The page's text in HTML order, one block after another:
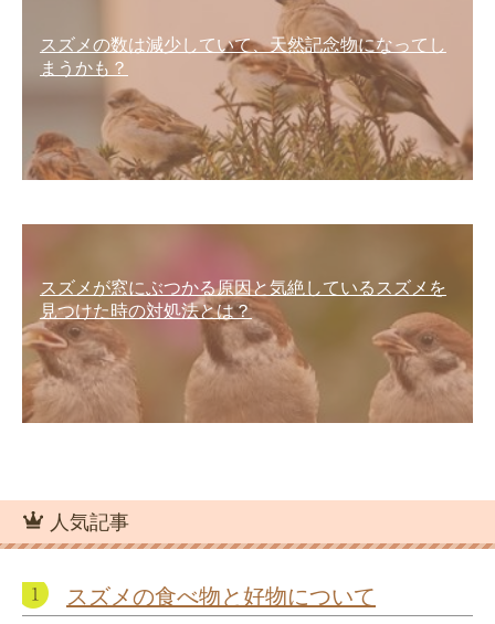
スズメの数は減少していて、天然記念物になってし
まうかも？
スズメが窓にぶつかる原因と気絶しているスズメを
見つけた時の対処法とは？
人気記事
スズメの食べ物と好物について